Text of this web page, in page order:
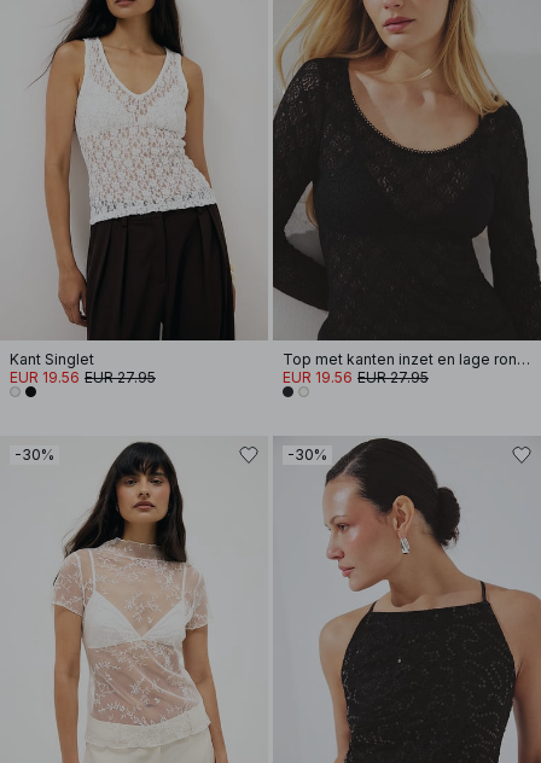
Kant Singlet
EUR 19.56 EUR 27.95
Top met kanten inzet en lage ronde hals
EUR 19.56 EUR 27.95
-30% -30%